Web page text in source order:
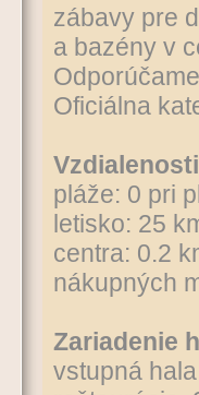
zábavy pre
a bazény v
Oficiálna
pláže: 0 pri
letisko: 25
centra: 0.2
nákupných
Zariadenie
vstupná